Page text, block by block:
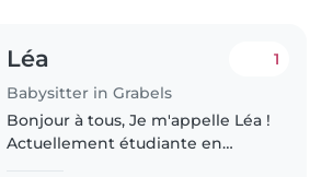
Léa
Babysitter in Grabels
1
Bonjour à tous, Je m'appelle Léa !
Actuellement étudiante en